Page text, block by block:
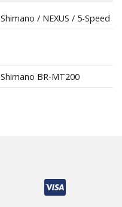
Shimano / NEXUS / 5-Speed
Shimano BR-MT200